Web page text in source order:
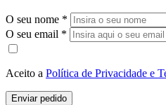
O seu nome *
O seu email *
Aceito a Política de Privacidade e
Enviar pedido